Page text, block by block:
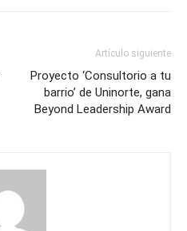
Artículo siguiente
Proyecto ‘Consultorio a tu
barrio’ de Uninorte, gana
Beyond Leadership Award